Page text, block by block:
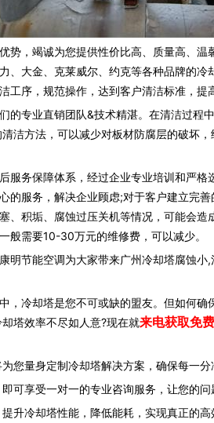
，竭诚为您提供性价比高、质量高、温
、大金、克莱威尔、约克等各种品牌的
工序，规范操作，达到客户清洁标准，提
专业直销团队&技术精湛。在清洁过程中
洁方法，可以减少对板材防腐层的破坏
务保障体系，经过企业专业培训和严格
的服务，解决企业顾虑;对于客户建立完
、积垢、腐蚀过压关机等情况，可能会
般需要10-30万元的维修费，可以减少。
明节能空调为大家带来广州冷却塔腐蚀小
冷却塔是您不可或缺的盟友。但如何确
塔效率不尽如人意?现在就来电获取免
您量身定制冷却塔解决方案，确保每一分
可享受一对一的专业咨询服务，让您的问
升冷却塔性能，降低能耗，实现真正的高